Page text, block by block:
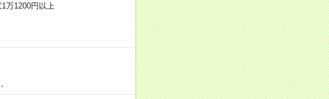
1200円以上